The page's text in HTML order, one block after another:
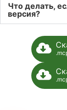
Что делать,
версия?